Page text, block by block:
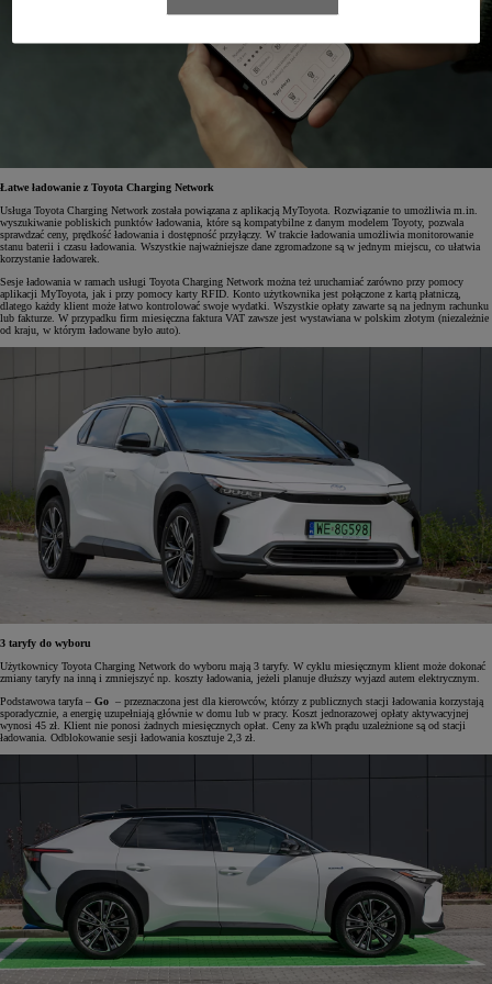
Łatwe ładowanie z Toyota Charging Network
Usługa Toyota Charging Network została powiązana z aplikacją MyToyota. Rozwiązanie to umożliwia m.in.
wyszukiwanie pobliskich punktów ładowania, które są kompatybilne z danym modelem Toyoty, pozwala
sprawdzać ceny, prędkość ładowania i dostępność przyłączy. W trakcie ładowania umożliwia monitorowanie
stanu baterii i czasu ładowania. Wszystkie najważniejsze dane zgromadzone są w jednym miejscu, co ułatwia
korzystanie ładowarek.
Sesje ładowania w ramach usługi Toyota Charging Network można też uruchamiać zarówno przy pomocy
aplikacji MyToyota, jak i przy pomocy karty RFID. Konto użytkownika jest połączone z kartą płatniczą,
dlatego każdy klient może łatwo kontrolować swoje wydatki. Wszystkie opłaty zawarte są na jednym rachunku
lub fakturze. W przypadku firm miesięczna faktura VAT zawsze jest wystawiana w polskim złotym (niezależnie
od kraju, w którym ładowane było auto).
3 taryfy do wyboru
Użytkownicy Toyota Charging Network do wyboru mają 3 taryfy. W cyklu miesięcznym klient może dokonać
zmiany taryfy na inną i zmniejszyć np. koszty ładowania, jeżeli planuje dłuższy wyjazd autem elektrycznym.
Podstawowa taryfa – Go – przeznaczona jest dla kierowców, którzy z publicznych stacji ładowania korzystają
sporadycznie, a energię uzupełniają głównie w domu lub w pracy. Koszt jednorazowej opłaty aktywacyjnej
wynosi 45 zł. Klient nie ponosi żadnych miesięcznych opłat. Ceny za kWh prądu uzależnione są od stacji
ładowania. Odblokowanie sesji ładowania kosztuje 2,3 zł.